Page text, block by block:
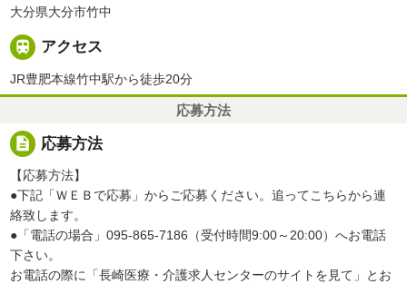
大分県大分市竹中
 アクセス
JR豊肥本線竹中駅から徒歩20分
応募方法
description 応募方法
【応募方法】
●下記「ＷＥＢで応募」からご応募ください。追ってこちらから連
絡致します。
●「電話の場合」095-865-7186（受付時間9:00～20:00）へお電話
下さい。
お電話の際に「長崎医療・介護求人センターのサイトを見て」とお